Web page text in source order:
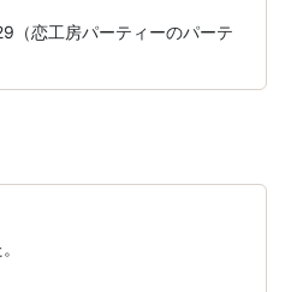
恋工房パーティーのパーテ